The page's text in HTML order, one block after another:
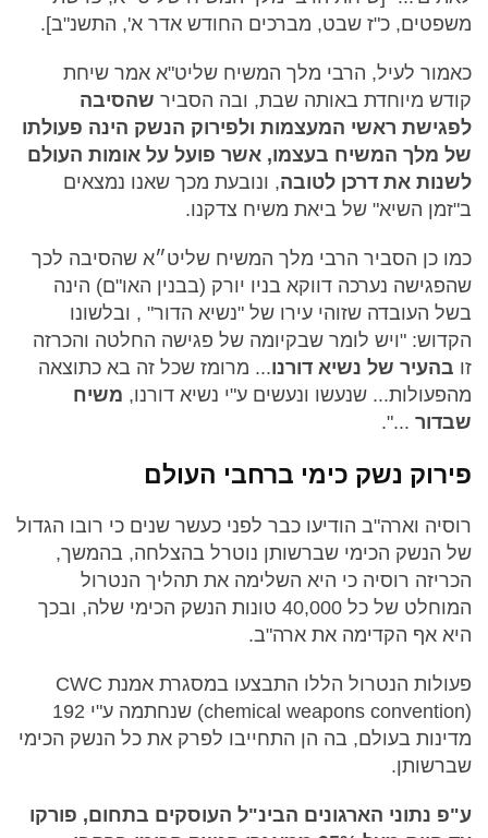
משפטים, כ"ז שבט, מברכים החודש אדר א', התשנ"ב].
כאמור לעיל, הרבי מלך המשיח שליט"א אמר שיחת
קודש מיוחדת באותה שבת, ובה הסביר שהסיבה
לפגישת ראשי המעצמות ולפירוק הנשק הינה פעולתו
של מלך המשיח בעצמו, אשר פועל על אומות העולם
לשנות את דרכן לטובה, ונובעת מכך שאנו נמצאים
ב"זמן השיא" של ביאת משיח צדקנו.
כמו כן הסביר הרבי מלך המשיח שליט״א שהסיבה לכך
שהפגישה נערכה דווקא בניו יורק (בבנין האו"ם) הינה
בשל העובדה שזוהי עירו של "נשיא הדור" , ובלשונו
הקדוש: "ויש לומר שבקיומה של פגישה החלטה והכרזה
זו בהעיר של נשיא דורנו... מרומז שכל זה בא כתוצאה
מהפעולות... שנעשו ונעשים ע"י נשיא דורנו, משיח
שבדור ...".
פירוק נשק כימי ברחבי העולם
רוסיה וארה"ב הודיעו כבר לפני כעשר שנים כי רובו הגדול
של הנשק הכימי שברשותן נוטרל בהצלחה, בהמשך,
הכריזה רוסיה כי היא השלימה את תהליך הנטרול
המוחלט של כל 40,000 טונות הנשק הכימי שלה, ובכך
היא אף הקדימה את ארה"ב.
פעולות הנטרול הללו התבצעו במסגרת אמנת CWC
(chemical weapons convention) שנחתמה ע"י 192
מדינות בעולם, בה הן התחייבו לפרק את כל הנשק הכימי
שברשותן.
ע"פ נתוני הארגונים הבינ"ל העוסקים בתחום, פורקו